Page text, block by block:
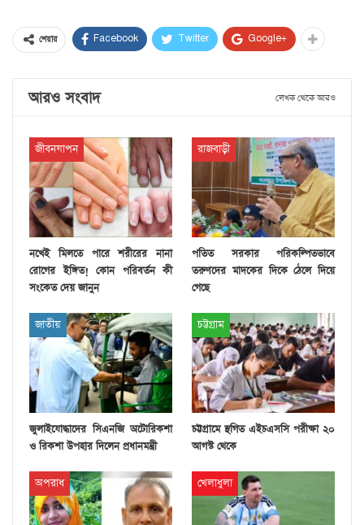
শেয়ার Facebook Twitter Google+
আরও সংবাদ লেখক থেকে আরও
জীবনযাপন
নখেই মিলতে পারে শরীরের নানা
রোগের ইঙ্গিত! কোন পরিবর্তন কী
সংকেত দেয় জানুন
রাজবাড়ী
পতিত সরকার পরিকল্পিতভাবে
তরুণদের মাদকের দিকে ঠেলে দিয়ে
গেছে
জাতীয়
জুলাইযোদ্ধাদের সিএনজি অটোরিকশা
ও রিকশা উপহার দিলেন প্রধানমন্ত্রী
চট্টগ্রাম
চট্টগ্রামে স্থগিত এইচএসসি পরীক্ষা ২০
আগস্ট থেকে
অপরাধ খেলাধুলা